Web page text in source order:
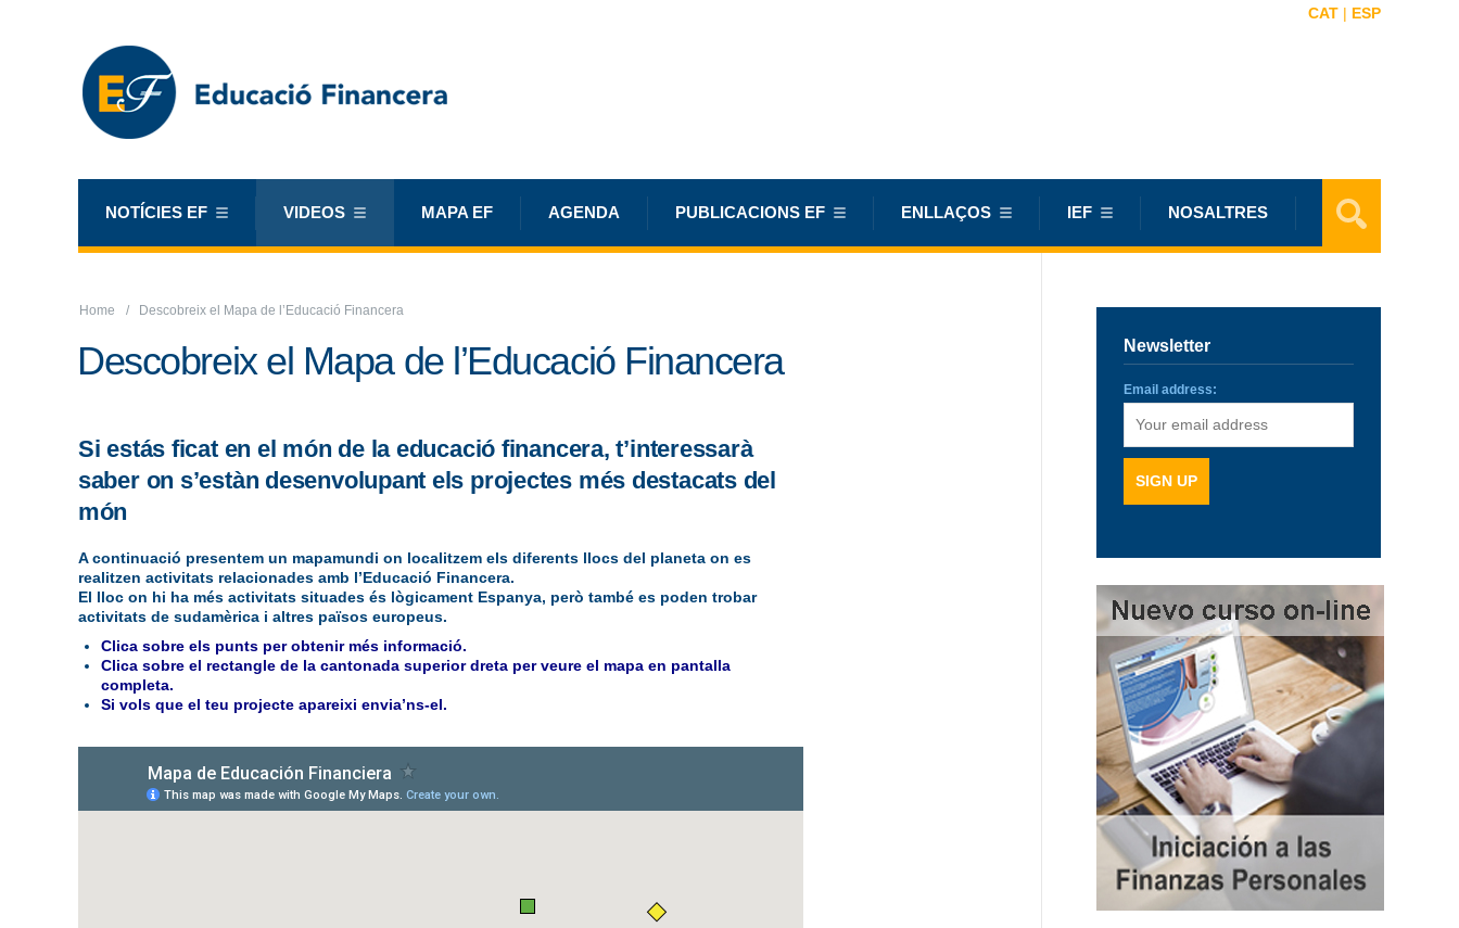
CAT | ESP
NOTÍCIES EF VIDEOS MAPA EF AGENDA PUBLICACIONS EF ENLLAÇOS IEF NOSALTRES
Home Descobreix el Mapa de l’Educació Financera
Descobreix el Mapa de l’Educació Financera
Si estás ficat en el món de la educació financera, t’interessarà
saber on s’estàn desenvolupant els projectes més destacats del
món
A continuació presentem un mapamundi on localitzem els diferents llocs del planeta on es
realitzen activitats relacionades amb l’Educació Financera.
El lloc on hi ha més activitats situades és lògicament Espanya, però també es poden trobar
activitats de sudamèrica i altres països europeus.
Clica sobre els punts per obtenir més informació.
Clica sobre el rectangle de la cantonada superior dreta per veure el mapa en pantalla
completa.
Si vols que el teu projecte apareixienvia’ns-el.
Newsletter
Email address: